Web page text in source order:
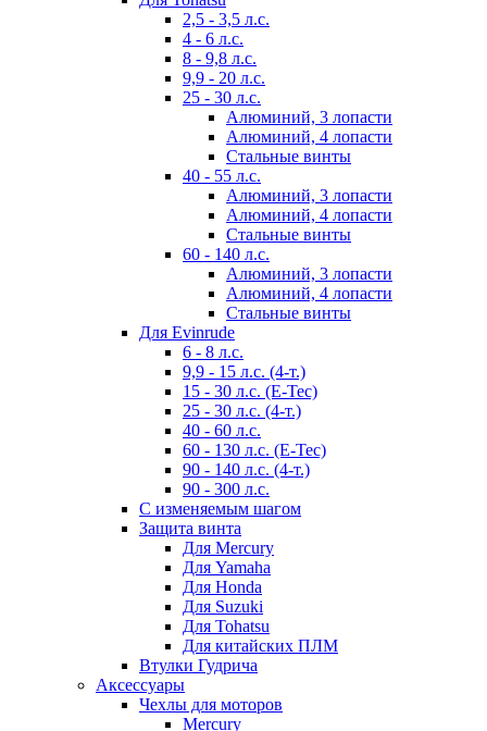
2,5 - 3,5 л.с.
4 - 6 л.с.
8 - 9,8 л.с.
9,9 - 20 л.с.
25 - 30 л.с.
Алюминий, 3 лопасти
Алюминий, 4 лопасти
Стальные винты
40 - 55 л.с.
Алюминий, 3 лопасти
Алюминий, 4 лопасти
Стальные винты
60 - 140 л.с.
Алюминий, 3 лопасти
Алюминий, 4 лопасти
Стальные винты
Для Evinrude
6 - 8 л.с.
9,9 - 15 л.с. (4-т.)
15 - 30 л.с. (E-Tec)
25 - 30 л.с. (4-т.)
40 - 60 л.с.
60 - 130 л.с. (E-Tec)
90 - 140 л.с. (4-т.)
90 - 300 л.с.
С изменяемым шагом
Защита винта
Для Mercury
Для Yamaha
Для Honda
Для Suzuki
Для Tohatsu
Для китайских ПЛМ
Втулки Гудрича
Аксессуары
Чехлы для моторов
Mercury